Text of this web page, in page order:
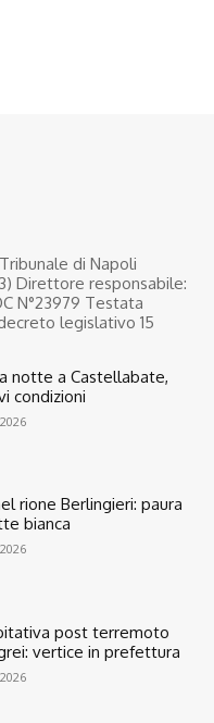
di Napoli
Direttore responsabile:
N°23979 Testata
legislativo 15
notte a Castellabate,
condizioni
rione Berlingieri: paura
bianca
post terremoto
vertice in prefettura